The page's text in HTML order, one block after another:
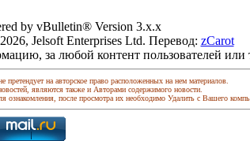
by vBulletin® Version 3.x.x
Jelsoft Enterprises Ltd. Перевод: zCarot
за любой контент пользователей
претендует на авторское право расположенных на нем материалов.
являются также и Авторами содержимого новости.
ознакомления, после просмотра их необходимо Удалить с Вашего